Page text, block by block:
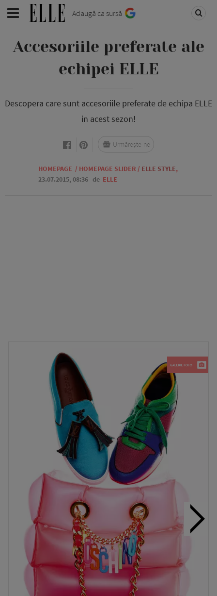
Adaugă ca sursă
Accesoriile preferate ale
echipei ELLE
Descopera care sunt accesoriile preferate de echipa ELLE
in acest sezon!
HOMEPAGE / HOMEPAGE SLIDER / ELLE STYLE,
23.07.2015, 08:36 de ELLE
Urmărește-ne